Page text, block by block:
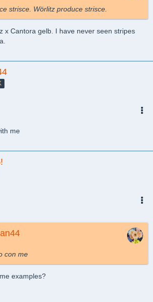
strisce. Wörlitz produce strisce.
x Cantora gelb. I have never seen stripes
me
con me
examples?